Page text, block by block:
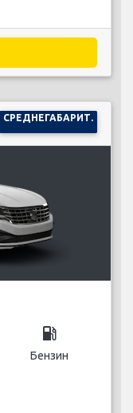
СРЕДНЕГАБАРИТ.
local_gas_station
Бензин